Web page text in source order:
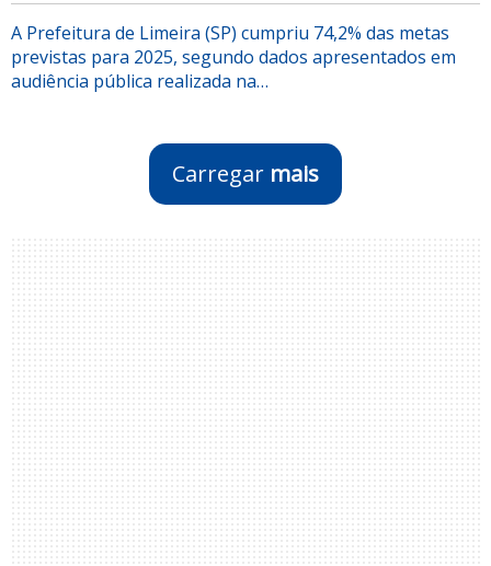
A Prefeitura de Limeira (SP) cumpriu 74,2% das metas
previstas para 2025, segundo dados apresentados em
audiência pública realizada na…
Carregar mais